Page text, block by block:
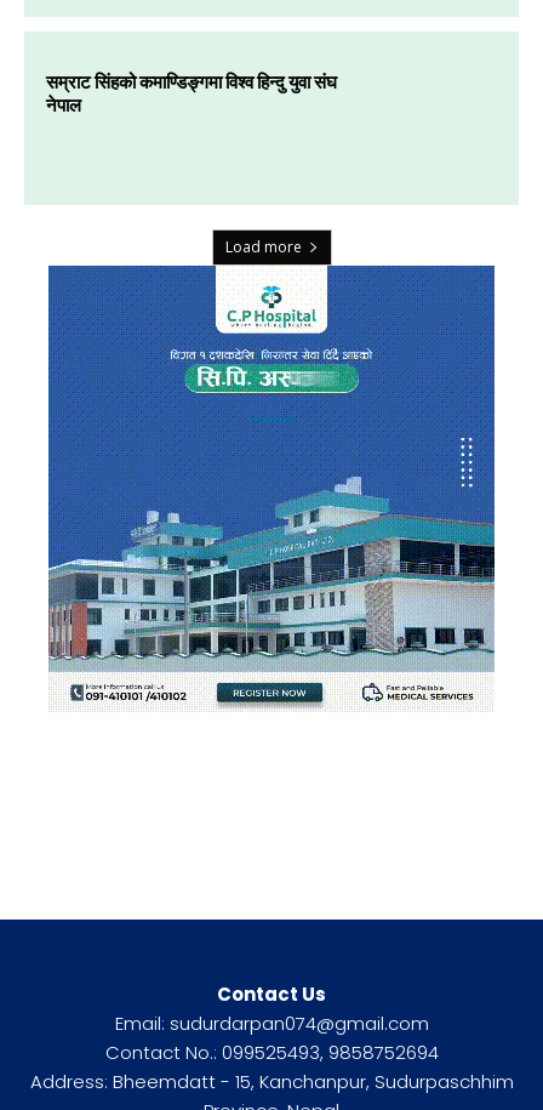
सम्राट सिंहको कमाण्डिङ्गमा विश्व हिन्दु युवा संघ
नेपाल
Load more
Contact Us
Email: sudurdarpan074@gmail.com
Contact No.: 099525493, 9858752694
Address: Bheemdatt - 15, Kanchanpur, Sudurpaschhim